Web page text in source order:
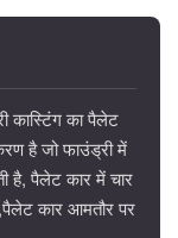
कास्टिंग का पैलेट
है जो फाउंड्री में
है, पैलेट कार में चार
कार आमतौर पर